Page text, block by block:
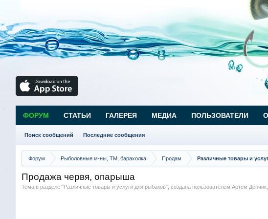
Форум Рыболовные м-ны, ТМ, барахолка Продам Различные товары и
Продажа червя, опарыша
Тема в разделе "Различные товары и услуги для рыбаков", создана пользователем Артем Денчик,
ФОРУМ
Поиск сообщений Последние сообщения
СТАТЬИ ГАЛЕРЕЯ МЕДИА ПОЛЬЗОВАТЕЛИ